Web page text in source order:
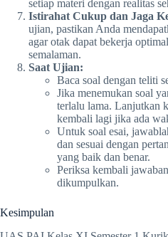
setiap materi dengan realitas
Istirahat Cukup dan Jaga
ujian, pastikan Anda
agar otak dapat bekerja
semalaman.
Saat Ujian:
Baca soal dengan teliti
Jika menemukan soal
terlalu lama. Lanjutkan
kembali lagi jika ada
Untuk soal esai,
dan sesuai dengan
yang baik dan benar.
Periksa kembali
dikumpulkan.
Kesimpulan